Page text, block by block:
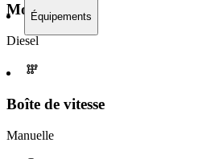
Équipements
Moteur
Diesel
Boîte de vitesse​
Manuelle